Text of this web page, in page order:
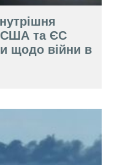
США та ЄС
щодо війни в